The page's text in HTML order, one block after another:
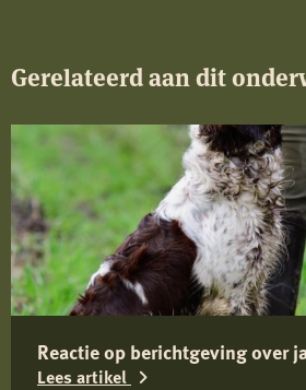
Gerelateerd aan dit
Reactie op berichtgeving over
Lees artikel